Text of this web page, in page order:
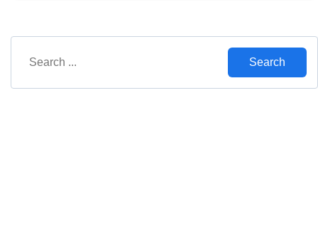
Search